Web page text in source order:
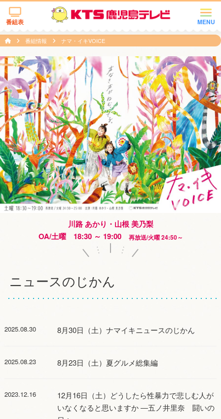
MENU
番組表
番組情報 ナマ・イキVOICE
川路 あかり・山根 美乃梨
OA/土曜 18:30 ～ 19:00
再放送/火曜 24:50～
ニュースのじかん
2025.08.30 8月30日（土）ナマイキニュースのじかん
2025.08.23 8月23日（土）夏グルメ総集編
2023.12.16
12月16日（土）どうしたら性暴力で悲しむ人が
いなくなると思いますか ―五ノ井里奈 闘いの